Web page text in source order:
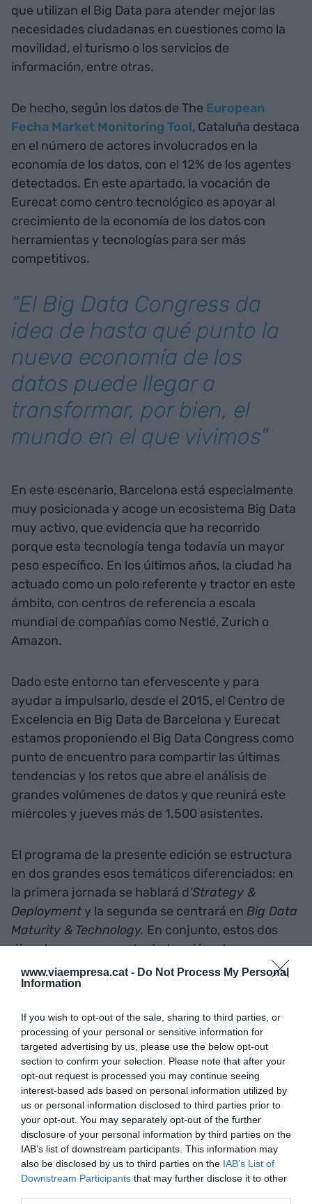
www.viaempresa.cat - Do Not Process My Personal
Information
If you wish to opt-out of the sale, sharing to third parties, or
processing of your personal or sensitive information for
targeted advertising by us, please use the below opt-out
section to confirm your selection. Please note that after your
opt-out request is processed you may continue seeing
interest-based ads based on personal information utilized by
us or personal information disclosed to third parties prior to
your opt-out. You may separately opt-out of the further
disclosure of your personal information by third parties on the
IAB’s list of downstream participants. This information may
also be disclosed by us to third parties on the IAB’s List of
Downstream Participants that may further disclose it to other
que utilizan el Big Data para atender mejor las
necesidades ciudadanas en cuestiones como la
movilidad, el turismo o los servicios de
información, entre otras.
De hecho, según los datos de The European
Fecha Market Monitoring Tool, Cataluña destaca
en el número de actores involucrados en la
economía de los datos, con el 12% de los agentes
detectados. En este apartado, la vocación de
Eurecat como centro tecnológico es apoyar al
crecimiento de la economía de los datos con
herramientas y tecnologías para ser más
competitivos.
"El Big Data Congress da
idea de hasta qué punto la
nueva economía de los
datos puede llegar a
transformar, por bien, el
mundo en el que vivimos"
En este escenario, Barcelona está especialmente
muy posicionada y acoge un ecosistema Big Data
muy activo, que evidencia que ha recorrido
porque esta tecnología tenga todavía un mayor
peso específico. En los últimos años, la ciudad ha
actuado como un polo referente y tractor en este
ámbito, con centros de referencia a escala
mundial de compañías como Nestlé, Zurich o
Amazon.
Dado este entorno tan efervescente y para
ayudar a impulsarlo, desde el 2015, el Centro de
Excelencia en Big Data de Barcelona y Eurecat
estamos proponiendo el Big Data Congress como
punto de encuentro para compartir las últimas
tendencias y los retos que abre el análisis de
grandes volúmenes de datos y que reunirá este
miércoles y jueves más de 1.500 asistentes.
El programa de la presente edición se estructura
en dos grandes esos temáticos diferenciados: en
la primera jornada se hablará d'Strategy &
Deployment y la segunda se centrará en Big Data
Maturity & Technology. En conjunto, estos dos
días el congreso prestará atención a las
tendencias, en las tecnologías emergentes y a las
novedades en productos Big Fecha y expondrá
cuestiones como la medición del regreso de la
inversión, las aplicaciones de éxito, la privacitat y
la ética.
El Big Data Congress también incidirá en la
gestión del cambio en las organizaciones. Este es
un aspecto importante porque a las empresas
tradicionales no es sencillo impulsar una cultura
de los datos de manera transversal, si bien se
están dedicando grandes esfuerzos y se está